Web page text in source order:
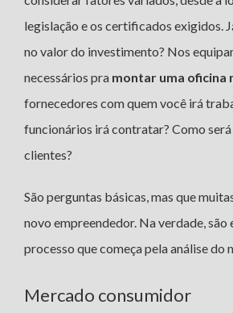
legislação e os certificados exigidos.
no valor do investimento? Nos
necessários pra montar uma oficina
fornecedores com quem você irá
funcionários irá contratar? Como
clientes?
São perguntas básicas, mas que
novo empreendedor. Na verdade, são
processo que começa pela análise do
Mercado consumidor